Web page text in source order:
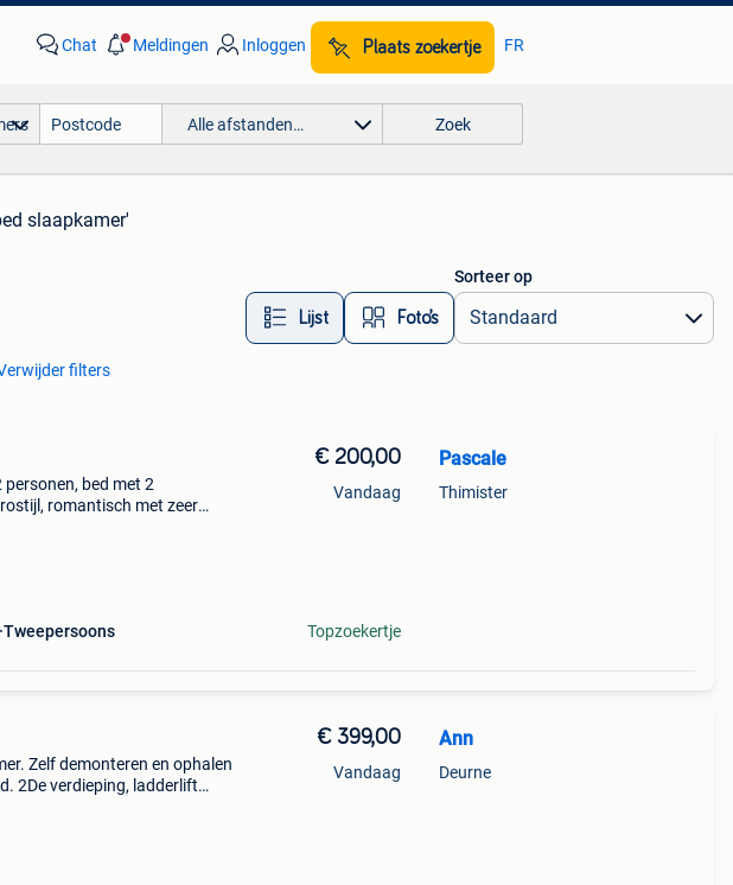
Chat Meldingen Inloggen Plaats zoekertje FR
Alle afstanden… Zoek
slaapkamer'
Lijst Foto’s
Sorteer op
filters
bed met 2
romantisch met zeer
Tweepersoons
€ 200,00
Vandaag
Topzoekertje
Pascale
Thimister
Zelf demonteren en ophalen
2De verdieping, ladderlift
€ 399,00
Vandaag
Ann
Deurne